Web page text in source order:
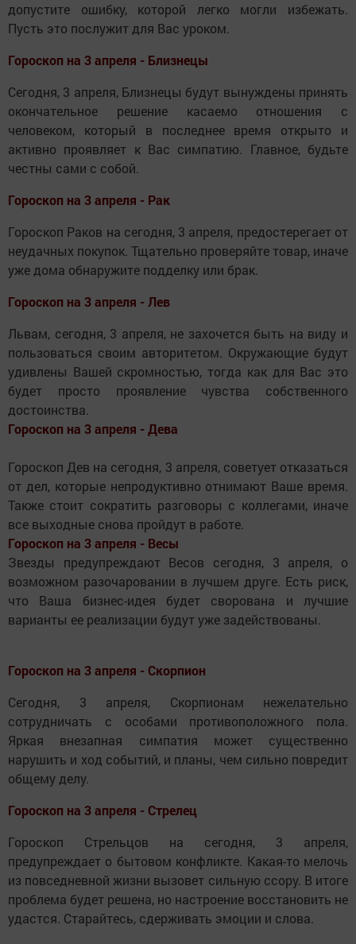
допустите ошибку, которой легко могли избежать.
Пусть это послужит для Вас уроком.
Гороскоп на 3 апреля - Близнецы
Сегодня, 3 апреля, Близнецы будут вынуждены принять
окончательное решение касаемо отношения с
человеком, который в последнее время открыто и
активно проявляет к Вас симпатию. Главное, будьте
честны сами с собой.
Гороскоп на 3 апреля - Рак
Гороскоп Раков на сегодня, 3 апреля, предостерегает от
неудачных покупок. Тщательно проверяйте товар, иначе
уже дома обнаружите подделку или брак.
Гороскоп на 3 апреля - Лев
Львам, сегодня, 3 апреля, не захочется быть на виду и
пользоваться своим авторитетом. Окружающие будут
удивлены Вашей скромностью, тогда как для Вас это
будет просто проявление чувства собственного
достоинства.
Гороскоп на 3 апреля - Дева
Гороскоп Дев на сегодня, 3 апреля, советует отказаться
от дел, которые непродуктивно отнимают Ваше время.
Также стоит сократить разговоры с коллегами, иначе
все выходные снова пройдут в работе.
Гороскоп на 3 апреля - Весы
Звезды предупреждают Весов сегодня, 3 апреля, о
возможном разочаровании в лучшем друге. Есть риск,
что Ваша бизнес-идея будет сворована и лучшие
варианты ее реализации будут уже задействованы.
Гороскоп на 3 апреля - Скорпион
Сегодня, 3 апреля, Скорпионам нежелательно
сотрудничать с особами противоположного пола.
Яркая внезапная симпатия может существенно
нарушить и ход событий, и планы, чем сильно повредит
общему делу.
Гороскоп на 3 апреля - Стрелец
Гороскоп Стрельцов на сегодня, 3 апреля,
предупреждает о бытовом конфликте. Какая-то мелочь
из повседневной жизни вызовет сильную ссору. В итоге
проблема будет решена, но настроение восстановить не
удастся. Старайтесь, сдерживать эмоции и слова.